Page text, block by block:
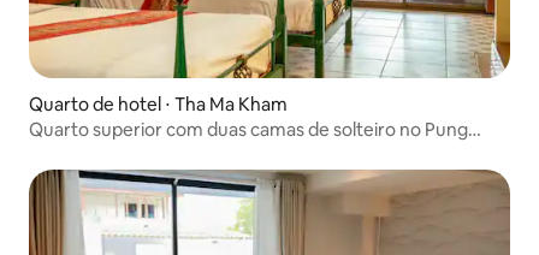
Quarto de hotel ⋅ Tha Ma Kham
Quarto superior com duas camas de solteiro no Pung